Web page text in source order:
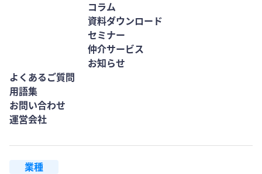
コラム
資料ダウンロード
セミナー
仲介サービス
お知らせ
よくあるご質問
用語集
お問い合わせ
運営会社
業種